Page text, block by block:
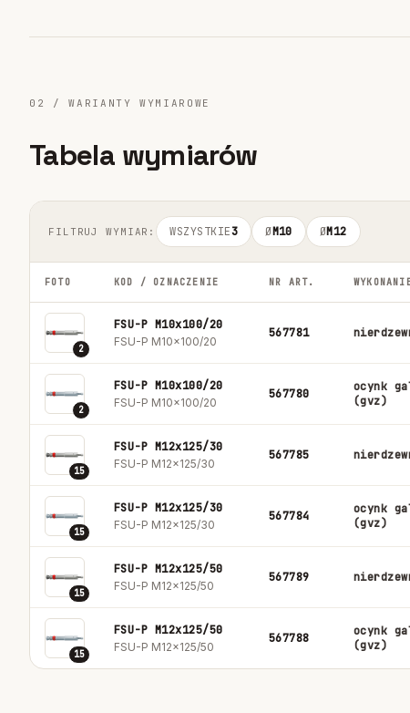
02 / WARIANTY WYMIAROWE
Tabela wymiarów
FILTRUJ WYMIAR: WSZYSTKIE3 ØM10 ØM12
FOTO KOD / OZNACZENIE NR ART.
2
FSU-P M10x100/20
FSU-P M10x100/20
567781
2
FSU-P M10x100/20
FSU-P M10x100/20
567780
ocynk
(gvz)
15
FSU-P M12x125/30
FSU-P M12x125/30
567785
15
FSU-P M12x125/30
FSU-P M12x125/30
567784
ocynk
(gvz)
15
FSU-P M12x125/50
FSU-P M12x125/50
567789
15
FSU-P M12x125/50
FSU-P M12x125/50
567788
ocynk
(gvz)